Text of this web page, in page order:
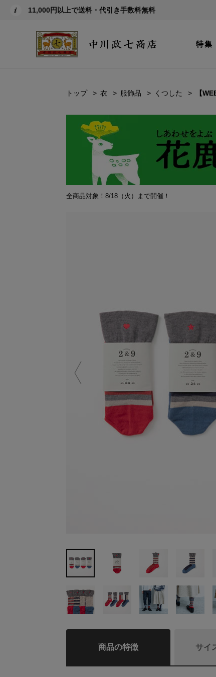
11,000円以上で送料・代引き手数料無料
特集
トップ 衣 服飾品 くつした 【
全商品対象！8/18（火）まで開催！
商品の特徴 サイ